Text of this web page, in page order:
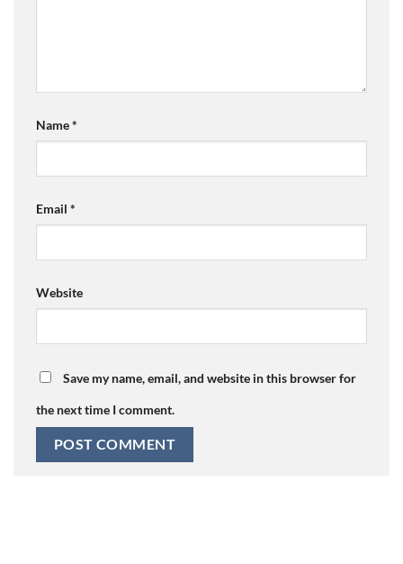
Name*
Email *
Website
Save my name, email, and website in this browser for
the next time I comment.